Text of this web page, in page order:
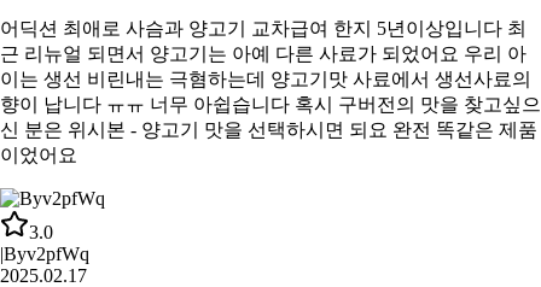
어딕션 최애로 사슴과 양고기 교차급여 한지 5년이상입니다 최
근 리뉴얼 되면서 양고기는 아예 다른 사료가 되었어요 우리 아
이는 생선 비린내는 극혐하는데 양고기맛 사료에서 생선사료의
향이 납니다 ㅠㅠ 너무 아쉽습니다 혹시 구버전의 맛을 찾고싶으
신 분은 위시본 - 양고기 맛을 선택하시면 되요 완전 똑같은 제품
이었어요
3.0
|Byv2pfWq
2025.02.17